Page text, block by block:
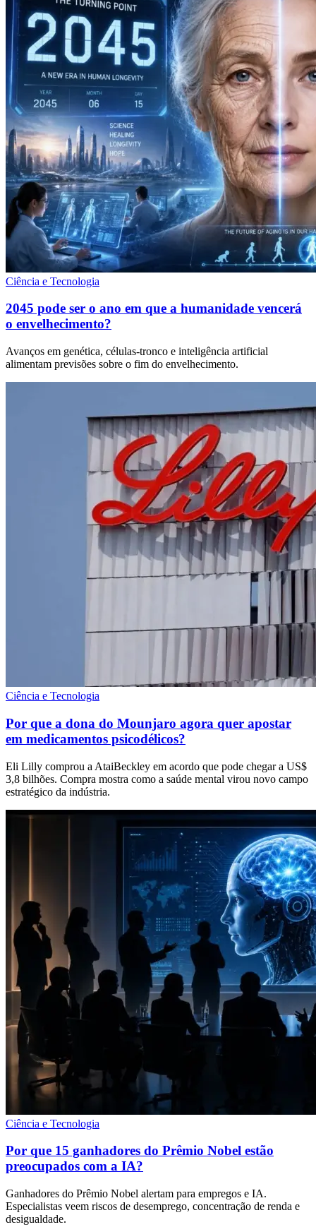
Ciência e Tecnologia
2045 pode ser o ano em que a humanidade vencerá
o envelhecimento?
Avanços em genética, células-tronco e inteligência artificial
alimentam previsões sobre o fim do envelhecimento.
Ciência e Tecnologia
Por que a dona do Mounjaro agora quer apostar
em medicamentos psicodélicos?
Eli Lilly comprou a AtaiBeckley em acordo que pode chegar a US$
3,8 bilhões. Compra mostra como a saúde mental virou novo campo
estratégico da indústria.
Ciência e Tecnologia
Por que 15 ganhadores do Prêmio Nobel estão
preocupados com a IA?
Ganhadores do Prêmio Nobel alertam para empregos e IA.
Especialistas veem riscos de desemprego, concentração de renda e
desigualdade.